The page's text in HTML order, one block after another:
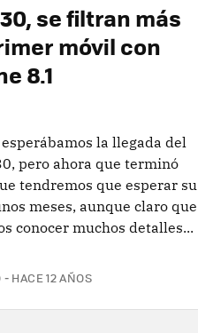
se filtran más
móvil con
8.1
la llegada del
pero ahora que terminó
tendremos que esperar su
meses, aunque claro que
conocer muchos detalles...
HACE 12 AÑOS